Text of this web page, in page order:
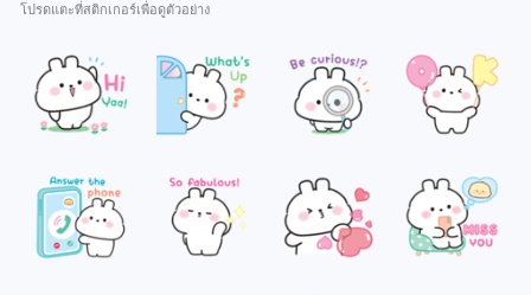
โปรดแตะที่สติกเกอร์เพื่อดูตัวอย่าง